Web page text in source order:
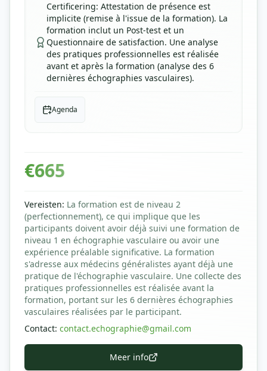
Certificering: Attestation de présence est
implicite (remise à l'issue de la formation). La
formation inclut un Post-test et un
Questionnaire de satisfaction. Une analyse
des pratiques professionnelles est réalisée
avant et après la formation (analyse des 6
dernières échographies vasculaires).
Agenda
€665
Vereisten: La formation est de niveau 2
(perfectionnement), ce qui implique que les
participants doivent avoir déjà suivi une formation de
niveau 1 en échographie vasculaire ou avoir une
expérience préalable significative. La formation
s'adresse aux médecins généralistes ayant déjà une
pratique de l'échographie vasculaire. Une collecte des
pratiques professionnelles est réalisée avant la
formation, portant sur les 6 dernières échographies
vasculaires réalisées par le participant.
Contact: contact.echographie@gmail.com
Meer info